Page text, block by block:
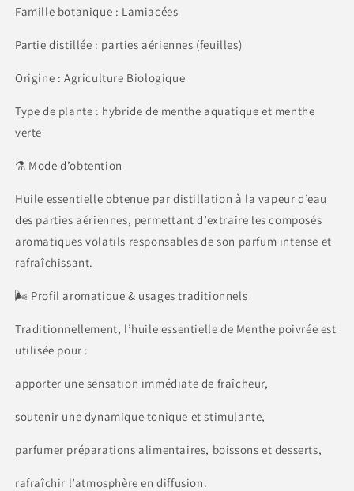
Famille botanique : Lamiacées
Partie distillée : parties aériennes (feuilles)
Origine : Agriculture Biologique
Type de plante : hybride de menthe aquatique et menthe
verte
⚗️ Mode d’obtention
Huile essentielle obtenue par distillation à la vapeur d’eau
des parties aériennes, permettant d’extraire les composés
aromatiques volatils responsables de son parfum intense et
rafraîchissant.
🌬️ Profil aromatique & usages traditionnels
Traditionnellement, l’huile essentielle de Menthe poivrée est
utilisée pour :
apporter une sensation immédiate de fraîcheur,
soutenir une dynamique tonique et stimulante,
parfumer préparations alimentaires, boissons et desserts,
rafraîchir l’atmosphère en diffusion.